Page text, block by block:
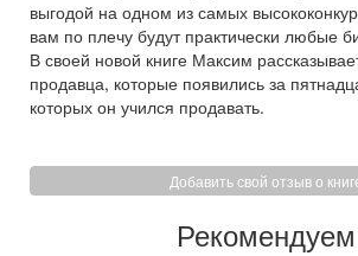
выгодой на одном из самых
вам по плечу будут практически любые
В своей новой книге Максим
продавца, которые появились за
которых он учился продавать.
Добавить свой отзыв о
Рекомендуем